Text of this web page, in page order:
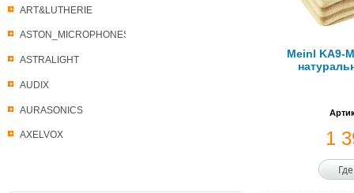
ART&LUTHERIE
ASTON_MICROPHONES
ASTRALIGHT
AUDIX
AURASONICS
AXELVOX
Meinl KA9-
1